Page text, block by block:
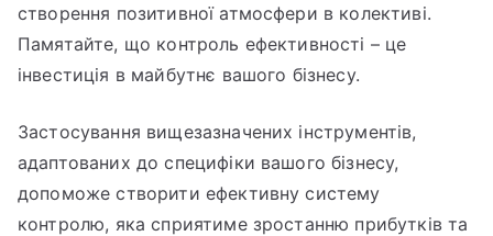
створення позитивної атмосфери в колективі.
Памятайте, що контроль ефективності – це
інвестиція в майбутнє вашого бізнесу.
Застосування вищезазначених інструментів,
адаптованих до специфіки вашого бізнесу,
допоможе створити ефективну систему
контролю, яка сприятиме зростанню прибутків та